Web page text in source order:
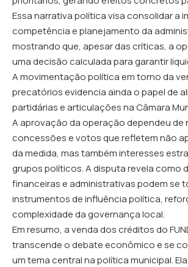
Essa narrativa política visa consolidar a
competência e planejamento da
mostrando que, apesar das críticas, a
uma decisão calculada para garantir
A movimentação política em torno da
precatórios evidencia ainda o papel de
partidárias e articulações na Câmara
A aprovação da operação dependeu de
concessões e votos que refletem não
da medida, mas também interesses
grupos políticos. A disputa revela como
financeiras e administrativas podem se
instrumentos de influência política,
complexidade da governança local.
Em resumo, a venda dos créditos do
transcende o debate econômico e se
um tema central na política municipal.